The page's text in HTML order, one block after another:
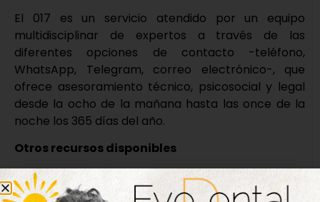
El 017 es un servicio atendido por un equipo
multidisciplinar de expertos a través de las
diferentes opciones de contacto -teléfono,
WhatsApp, Telegram, correo electrónico-, que
ofrece asesoramiento técnico, psicosocial y legal
desde la ocho de la mañana hasta las once de la
noche los 365 días del año.
Otros recursos disponibles
Además, el Instituto cuenta con servicios dedicados
a la ciudadanía, a los menores y a las empresas e